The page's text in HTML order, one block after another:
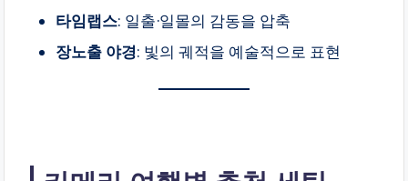
타임랩스: 일출·일몰의 감동을 압축
장노출 야경: 빛의 궤적을 예술적으로 표현